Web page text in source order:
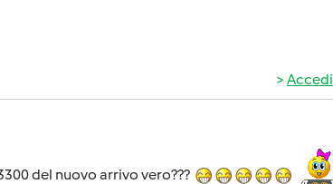
Accedi
del nuovo arrivo vero???